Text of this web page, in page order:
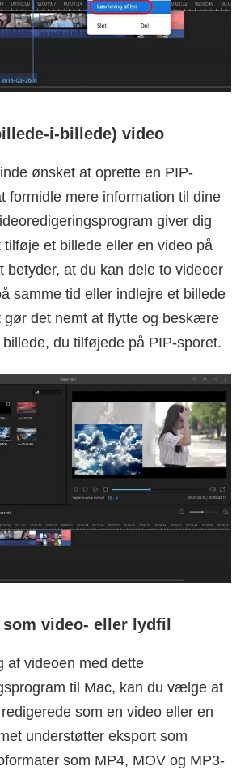
i-billede) video
ønsket at oprette en PIP-
formidle mere information til dine
giver dig
tilføje et billede eller en video på
betyder, at du kan dele to videoer
samme tid eller indlejre et billede
gør det nemt at flytte og beskære
du tilføjede på PIP-sporet.
video- eller lydfil
af videoen med dette
til Mac, kan du vælge at
som en video eller en
understøtter eksport som
som MP4, MOV og MP3-